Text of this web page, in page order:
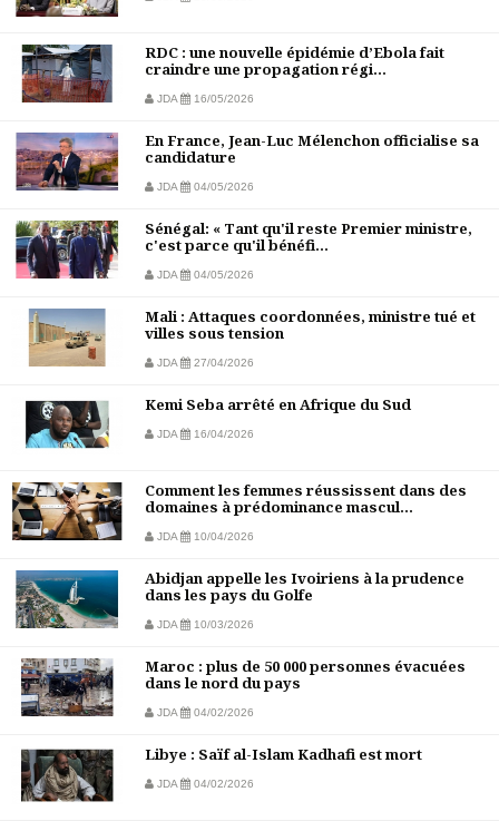
RDC : une nouvelle épidémie d’Ebola fait
craindre une propagation régi...
JDA 16/05/2026
En France, Jean-Luc Mélenchon officialise sa
candidature
JDA 04/05/2026
Sénégal: « Tant qu'il reste Premier ministre,
c'est parce qu'il bénéfi...
JDA 04/05/2026
Mali : Attaques coordonnées, ministre tué et
villes sous tension
JDA 27/04/2026
Kemi Seba arrêté en Afrique du Sud
JDA 16/04/2026
Comment les femmes réussissent dans des
domaines à prédominance mascul...
JDA 10/04/2026
Abidjan appelle les Ivoiriens à la prudence
dans les pays du Golfe
JDA 10/03/2026
Maroc : plus de 50 000 personnes évacuées
dans le nord du pays
JDA 04/02/2026
Libye : Saïf al-Islam Kadhafi est mort
JDA 04/02/2026